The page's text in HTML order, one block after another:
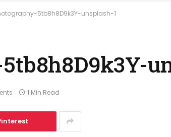
5tb8h8D9k3Y-unsplash-1
1 Min Read